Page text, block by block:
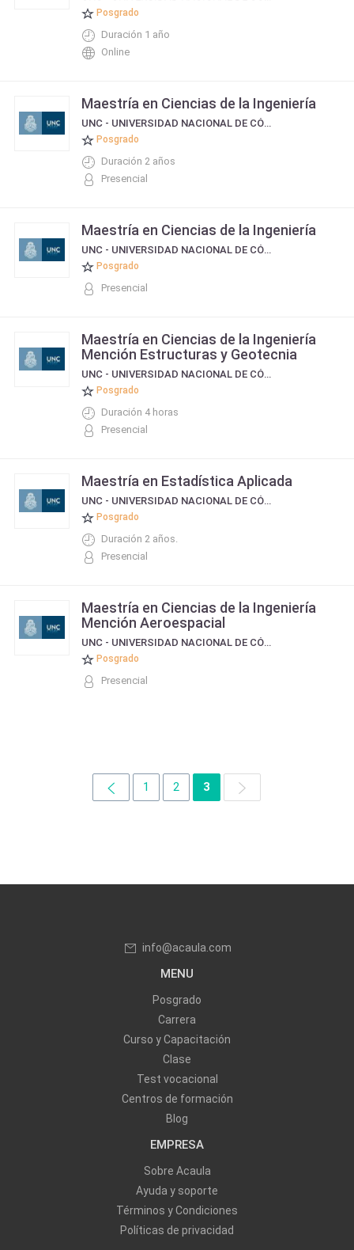
Posgrado
Duración 1 año
Online
Maestría en Ciencias de la Ingeniería
UNC - UNIVERSIDAD NACIONAL DE CÓRDOBA
Posgrado
Duración 2 años
Presencial
Maestría en Ciencias de la Ingeniería
UNC - UNIVERSIDAD NACIONAL DE CÓRDOBA
Posgrado
Presencial
Maestría en Ciencias de la Ingeniería
Mención Estructuras y Geotecnia
UNC - UNIVERSIDAD NACIONAL DE CÓRDOBA
Posgrado
Duración 4 horas
Presencial
Maestría en Estadística Aplicada
UNC - UNIVERSIDAD NACIONAL DE CÓRDOBA
Posgrado
Duración 2 años.
Presencial
Maestría en Ciencias de la Ingeniería
Mención Aeroespacial
UNC - UNIVERSIDAD NACIONAL DE CÓRDOBA
Posgrado
Presencial
1 2 3
info@acaula.com
MENU
Posgrado
Carrera
Curso y Capacitación
Clase
Test vocacional
Centros de formación
Blog
EMPRESA
Sobre Acaula
Ayuda y soporte
Términos y Condiciones
Políticas de privacidad